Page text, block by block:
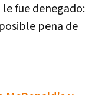
fue denegado:
pena de